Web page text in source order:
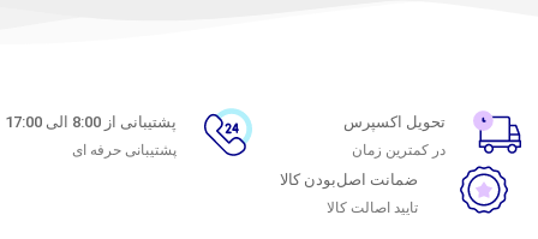
تحویل اکسپرس
در کمترین زمان
پشتیبانی از 8:00 الی 17:00
پشتیبانی حرفه ای
ضمانت اصل‌بودن کالا
تایید اصالت کالا